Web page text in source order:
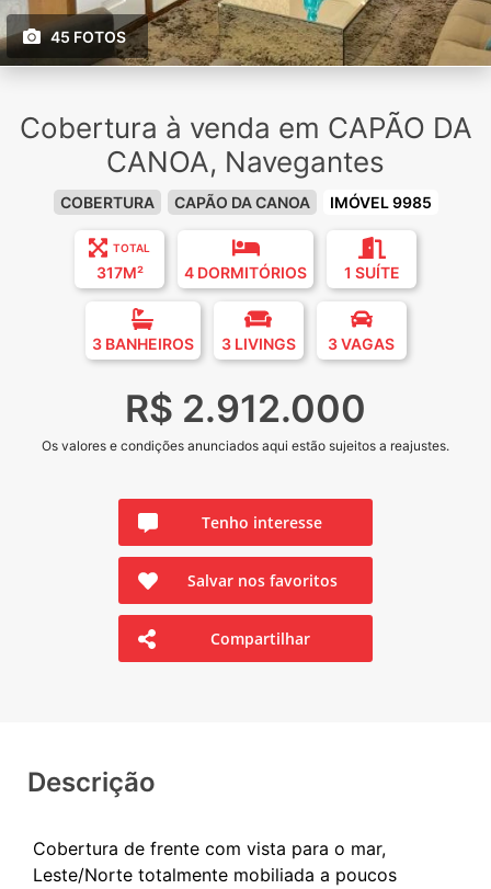
45 FOTOS
Cobertura à venda em CAPÃO DA
CANOA, Navegantes
COBERTURA CAPÃO DA CANOA IMÓVEL 9985
TOTAL
317M² 4 DORMITÓRIOS 1 SUÍTE
3 BANHEIROS 3 LIVINGS 3 VAGAS
R$ 2.912.000
Os valores e condições anunciados aqui estão sujeitos a reajustes.
Tenho interesse
Salvar nos favoritos
Compartilhar
Descrição
Cobertura de frente com vista para o mar,
Leste/Norte totalmente mobiliada a poucos